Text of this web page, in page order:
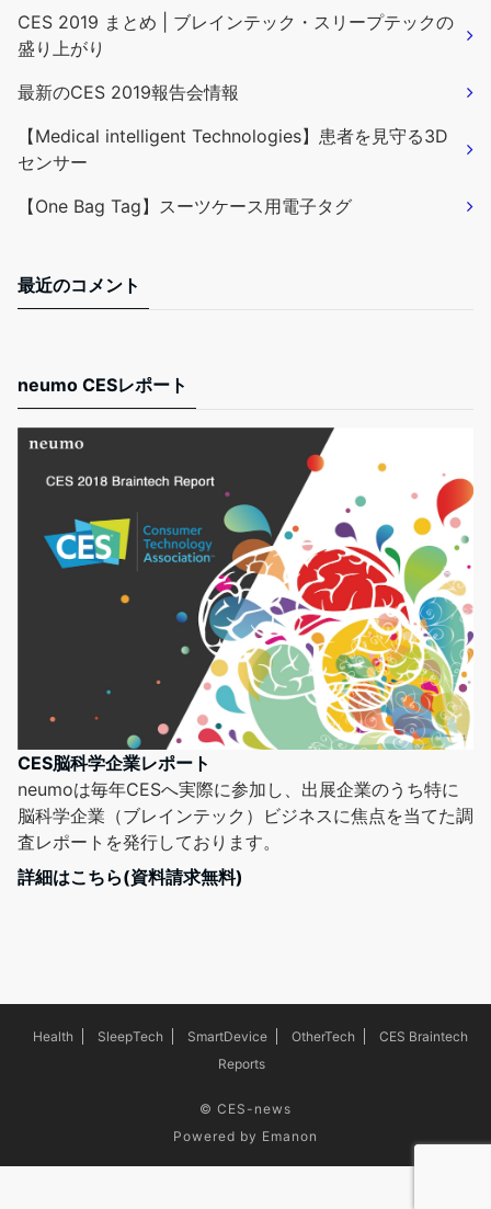
CES 2019 まとめ | ブレインテック・スリープテックの
盛り上がり
最新のCES 2019報告会情報
【Medical intelligent Technologies】患者を見守る3D
センサー
【One Bag Tag】スーツケース用電子タグ
最近のコメント
neumo CESレポート
CES脳科学企業レポート
neumoは毎年CESへ実際に参加し、出展企業のうち特に
脳科学企業（ブレインテック）ビジネスに焦点を当てた調
査レポートを発行しております。
詳細はこちら(資料請求無料)
Health SleepTech SmartDevice OtherTech
CES Braintech
Reports
© CES-news
Powered by Emanon